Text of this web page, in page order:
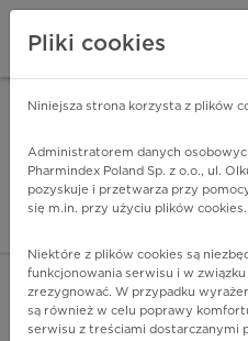
ZALOGUJ SIĘ
Pliki cookies
Niniejsza strona korzysta z plików
Administratorem danych
Pharmindex Poland Sp. z o.o., ul.
pozyskuje i przetwarza przy
się m.in. przy użyciu plików cookies.
Niektóre z plików cookies są
funkcjonowania serwisu i w
zrezygnować. W przypadku
są również w celu poprawy
serwisu z treściami dostarczanymi
ZA DARMO - w